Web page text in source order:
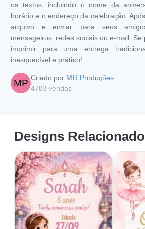
os textos, incluindo o nome da
horário e o endereço da celebração.
arquivo e enviar para seus
mensageiros, redes sociais ou e-mail. Se
imprimir para uma entrega
inesquecível e prático!
MP Criado por MR Produções
4783 vendas
Designs